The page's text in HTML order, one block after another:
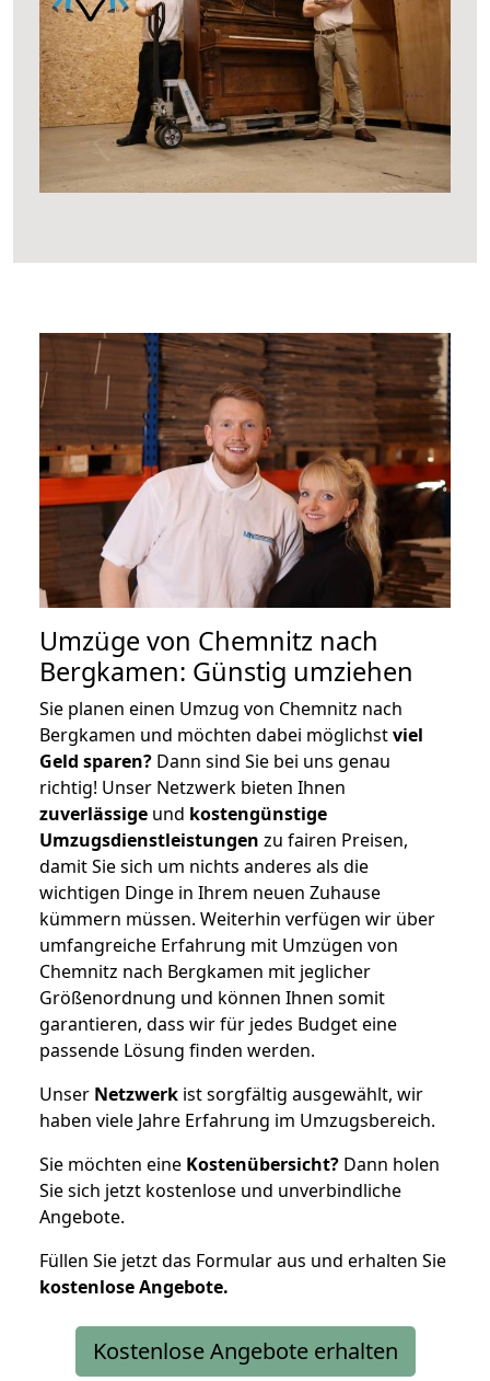
Umzüge von Chemnitz nach
Bergkamen: Günstig umziehen
Sie planen einen Umzug von Chemnitz nach
Bergkamen und möchten dabei möglichstviel
Geld sparen? Dann sind Sie bei uns genau
richtig! Unser Netzwerk bieten Ihnen
zuverlässige und kostengünstige
Umzugsdienstleistungen zu fairen Preisen,
damit Sie sich um nichts anderes als die
wichtigen Dinge in Ihrem neuen Zuhause
kümmern müssen. Weiterhin verfügen wir über
umfangreiche Erfahrung mit Umzügen von
Chemnitz nach Bergkamen mit jeglicher
Größenordnung und können Ihnen somit
garantieren, dass wir für jedes Budget eine
passende Lösung finden werden.
Unser Netzwerk ist sorgfältig ausgewählt, wir
haben viele Jahre Erfahrung im Umzugsbereich.
Sie möchten eine Kostenübersicht? Dann holen
Sie sich jetzt kostenlose und unverbindliche
Angebote.
Füllen Sie jetzt das Formular aus und erhalten Sie
kostenloseAngebote.
Kostenlose Angebote erhalten